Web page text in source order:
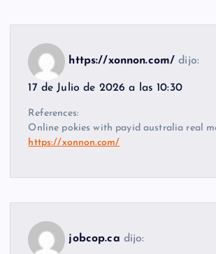
https://xonnon.com/ dijo:
17 de Julio de 2026 a las 10:30
References:
Online pokies with payid australia real
https://xonnon.com/
jobcop.ca dijo: